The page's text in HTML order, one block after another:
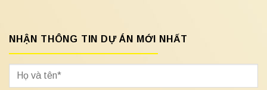
NHẬN THÔNG TIN DỰ ÁN MỚI NHẤT